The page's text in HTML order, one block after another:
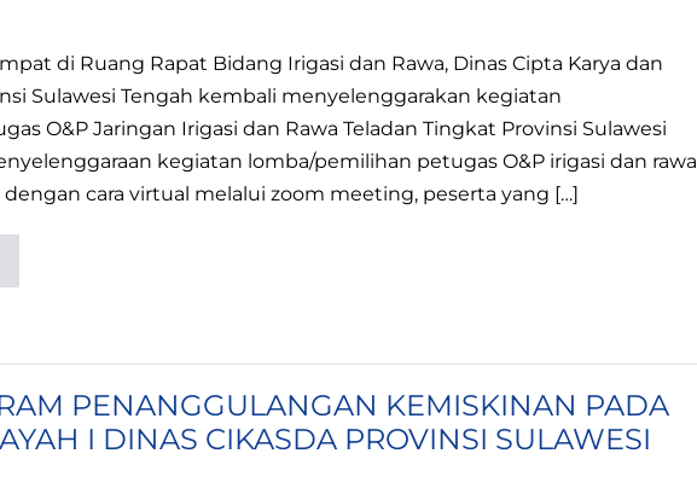
di Ruang Rapat Bidang Irigasi dan Rawa, Dinas Cipta Karya dan
Sulawesi Tengah kembali menyelenggarakan kegiatan
O&P Jaringan Irigasi dan Rawa Teladan Tingkat Provinsi Sulawesi
kegiatan lomba/pemilihan petugas O&P irigasi dan rawa
cara virtual melalui zoom meeting, peserta yang […]
PENANGGULANGAN KEMISKINAN PADA
I DINAS CIKASDA PROVINSI SULAWESI